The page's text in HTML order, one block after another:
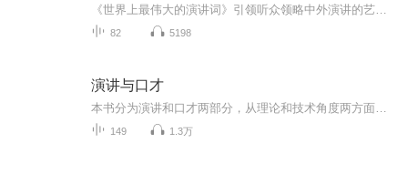
82 5198
演讲与口才
149 1.3万